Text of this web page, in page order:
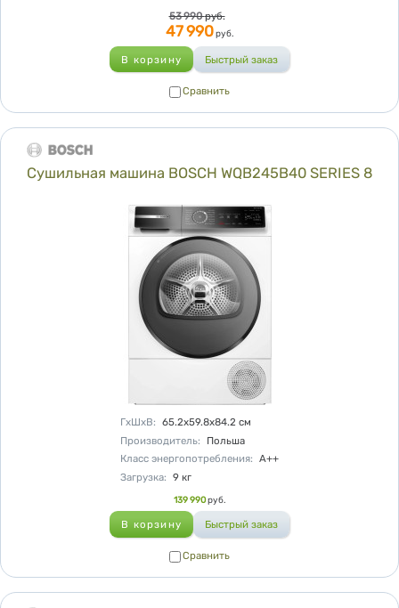
53 990 руб.
47 990 руб.
Сравнить
Сушильная машина BOSCH WQB245B40 SERIES 8
Характеристики
ГхШхВ: 65.2х59.8х84.2 см
Производитель:
Польша
Класс энергопотребления: A++
Загрузка: 9 кг
139 990 руб.
Сравнить